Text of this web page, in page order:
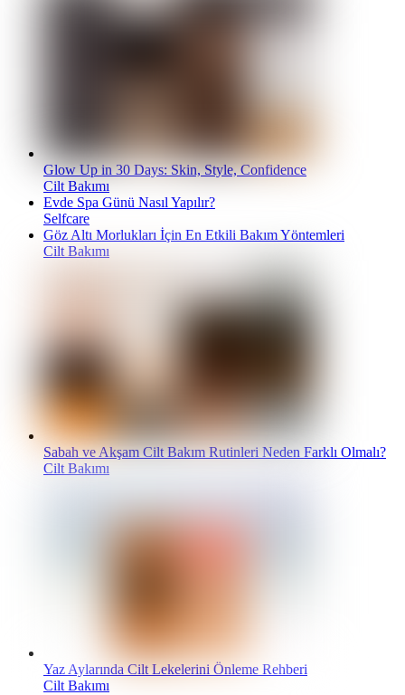
Glow Up in 30 Days: Skin, Style, Confidence
Cilt Bakımı
Evde Spa Günü Nasıl Yapılır?
Selfcare
Göz Altı Morlukları İçin En Etkili Bakım Yöntemleri
Cilt Bakımı
Sabah ve Akşam Cilt Bakım Rutinleri Neden Farklı Olmalı?
Cilt Bakımı
Yaz Aylarında Cilt Lekelerini Önleme Rehberi
Cilt Bakımı